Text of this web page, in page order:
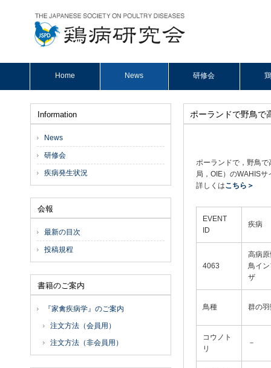
Home News 研修会
ポーランドで野鳥で
ポーランドで，野鳥
局，OIE）のWAHIS
詳しくはこちら＞
EVENT
ID
疾病
4063
高病
鳥イ
ザ
鳥種 群の
コウノト
リ
－
Information
News
研修会
疾病発生状況
会報
最新の目次
投稿規程
書籍のご案内
『家禽疾病学』のご案内
注文方法（会員用）
注文方法（非会員用）